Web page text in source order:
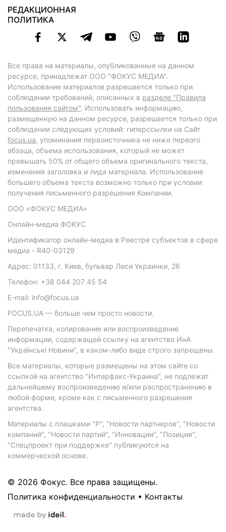
РЕДАКЦИОННАЯ
ПОЛИТИКА
Все права на материалы, опубликованные на данном
ресурсе, принадлежат ООО "ФОКУС МЕДИА".
Использование материалов разрешается только при
соблюдении требований, описанных в разделе "Правила
пользования сайтом". Использовать информацию,
размещенную на данном ресурсе, разрешается только при
соблюдении следующих условий: гиперссылки на Сайт
focus.ua, упоминания первоисточника не ниже первого
абзаца, объема использования, который не может
превышать 50% от общего объема оригинального текста,
изменения заголовка и лида материала. Использование
большего объема текста возможно только при условии
получения письменного разрешения Компании.
ООО «ФОКУС МЕДИА»
Онлайн-медиа ФОКУС
Идентификатор онлайн-медиа в Реестре субъектов в сфере
медиа - R40-03129
Адрес: 01133, г. Киев, бульвар Леси Украинки, 26
Телефон: +38 044 207 45 54
E-mail: info@focus.ua
FOCUS.UA — больше чем просто новости.
Перепечатка, копирование или воспроизведение
информации, содержащей ссылку на агентство ИнА
"Українські Новини", в каком-либо виде строго запрещены.
Все материалы, которые размещены на этом сайте со
ссылкой на агентство "Интерфакс-Украина", не подлежат
дальнейшему воспроизведению и/или распространению в
любой форме, кроме как с письменного разрешения
агентства.
Материалы с плашками "Р", "Новости партнеров", "Новости
компаний", "Новости партий", "Инновации", "Позиция",
"Спецпроект при поддержке" публикуются на
коммерческой основе.
© 2026 Фокус. Все права защищены.
Политика конфиденциальности • Контакты